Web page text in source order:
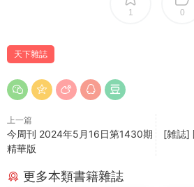
1 0
天下雜誌
上一篇
今周刊 2024年5月16日第1430期
精華版
[雑誌]
更多本類書籍雜誌